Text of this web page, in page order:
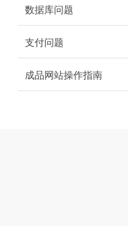
数据库问题
支付问题
成品网站操作指南